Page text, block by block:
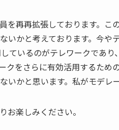
を再再拡張しております。
いかと考えております。今
ているのがテレワークであ
クをさらに有効活用するた
いかと思います。私がモデレ
お楽しみください。